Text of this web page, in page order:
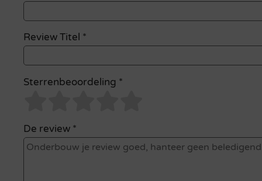
Review Titel *
Sterrenbeoordeling *
De review *